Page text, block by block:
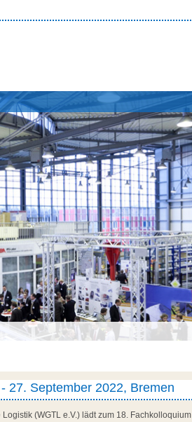
27. September 2022, Bremen
(WGTL e.V.) lädt zum 18.